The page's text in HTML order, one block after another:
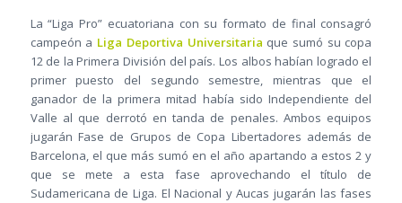
La “Liga Pro” ecuatoriana con su formato de final consagró
campeón a Liga Deportiva Universitaria que sumó su copa
12 de la Primera División del país. Los albos habían logrado el
primer puesto del segundo semestre, mientras que el
ganador de la primera mitad había sido Independiente del
Valle al que derrotó en tanda de penales. Ambos equipos
jugarán Fase de Grupos de Copa Libertadores además de
Barcelona, el que más sumó en el año apartando a estos 2 y
que se mete a esta fase aprovechando el título de
Sudamericana de Liga. El Nacional y Aucas jugarán las fases